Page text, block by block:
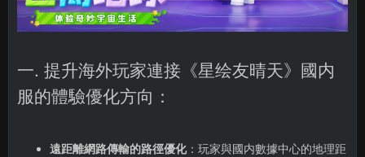
一. 提升海外玩家連接《星绘友晴天》國内
服的體驗優化方向：
遠距離網路傳輸的路徑優化：玩家與國内數據中心的地理距